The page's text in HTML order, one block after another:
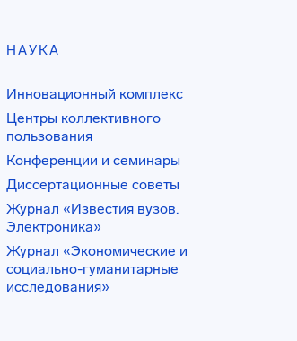
НАУКА
Инновационный комплекс
Центры коллективного
пользования
Конференции и семинары
Диссертационные советы
Журнал «Известия вузов.
Электроника»
Журнал «Экономические и
социально-гуманитарные
исследования»